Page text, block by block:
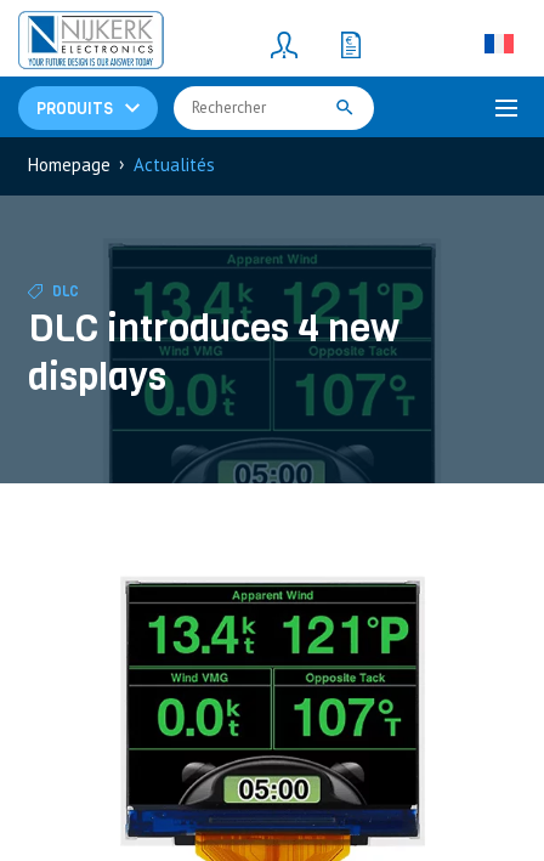
PRODUITS
Resistors(781)
Shunt Resistor
Homepage › Actualités
DLC
DLC introduces 4 new
displays